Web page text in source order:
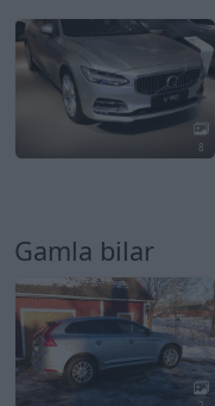
8
Gamla bilar